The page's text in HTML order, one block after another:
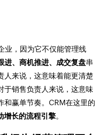
业，因为它不仅能管理线
进、商机推进、成交复盘串
人来说，这意味着能更清楚
于销售负责人来说，这意味
和赢单节奏。CRM在这里的
增长的流程引擎。